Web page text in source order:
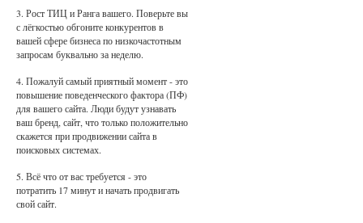
3. Рост ТИЦ и Ранга вашего. Поверьте вы
с лёгкостью обгоните конкурентов в
вашей сфере бизнеса по низкочастотным
запросам буквально за неделю.
4. Пожалуй самый приятный момент - это
повышение поведенческого фактора (ПФ)
для вашего сайта. Люди будут узнавать
ваш бренд, сайт, что только положительно
скажется при продвижении сайта в
поисковых системах.
5. Всё что от вас требуется - это
потратить 17 минут и начать продвигать
свой сайт.